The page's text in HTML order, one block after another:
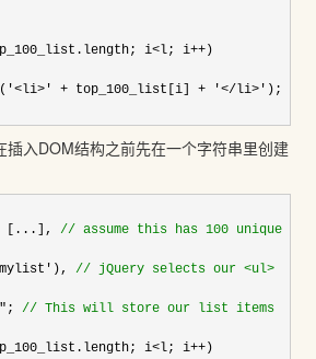
i<l; i++ )
'<li> ' + top_100_list[i]+ '</li> ' );
插入DOM结构之前先在一个字符串里创建
[...],// assume this has 100 unique
' ),// jQuery selects our <ul>
;// This will store our list items
i<l; i++ )